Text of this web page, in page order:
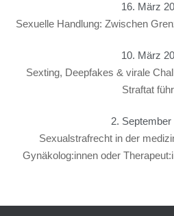
16. März
Sexuelle Handlung: Zwischen
10. März
Sexting, Deepfakes & virale
Straftat
2. September
Sexualstrafrecht in der
Gynäkolog:innen oder